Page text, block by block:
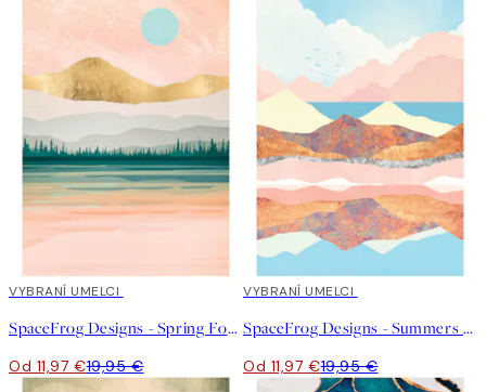
40%*
VYBRANÍ UMELCI
SpaceFrog Designs - Spring Forest Lake Plagát
Od 11,97 €19,95 €
40%*
VYBRANÍ UMELCI
SpaceFrog Designs - Summers Day Plagát
Od 11,97 €19,95 €